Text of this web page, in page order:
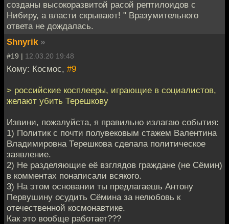
созданы высокоразвитой расой рептилоидов с
Нибиру, а власти скрывают! " Вразумительного
ответа не дождалась.
Shnyrik »
#19 | 12.03.20 19:48
Кому: Космос, #9
> российские косплееры, играющие в социалистов,
желают убить Терешкову
Извини, пожалуйста, я правильно излагаю события:
1) Политик с почти полувековым стажем Валентина
Владимировна Терешкова сделала политическое
заявление.
2) Не разделяющие её взглядов граждане (не Сёмин)
в комментах понаписали всякого.
3) На этом основании ты предлагаешь Антону
Первушину осудить Сёмина за нелюбовь к
отечественной космонавтике.
Как это вообще работает???